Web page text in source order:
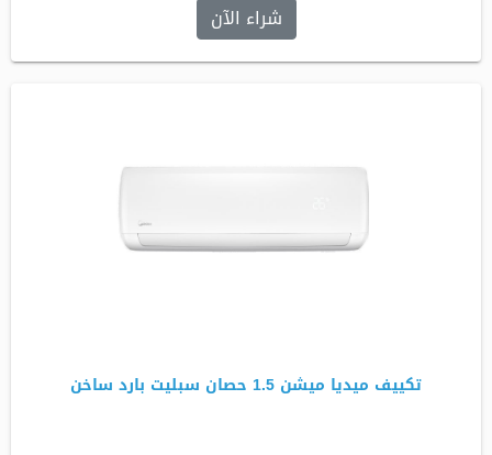
شراء الآن
تكييف ميديا ميشن 1.5 حصان سبليت بارد ساخن